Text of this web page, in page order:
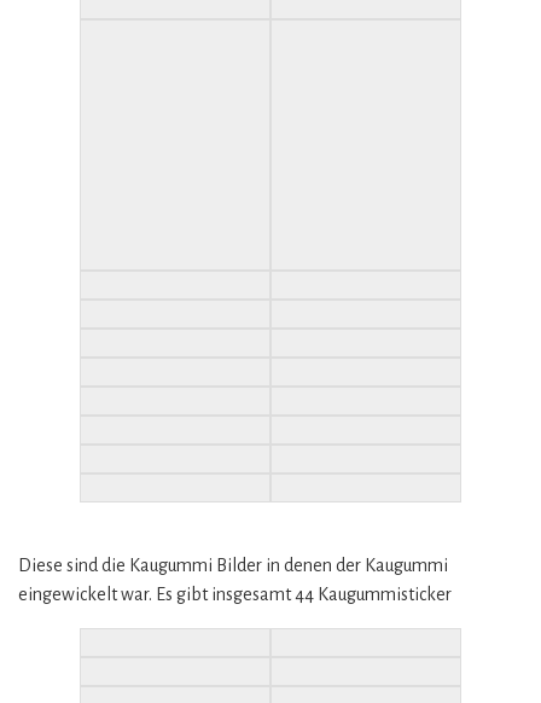
Diese sind die Kaugummi Bilder in denen der Kaugummi
eingewickelt war. Es gibt insgesamt 44 Kaugummisticker